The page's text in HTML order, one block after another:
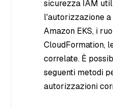
sicurezza IAM
l'autorizzazione
Amazon EKS, i
CloudFormation,
correlate. È
seguenti metodi
autorizzazioni